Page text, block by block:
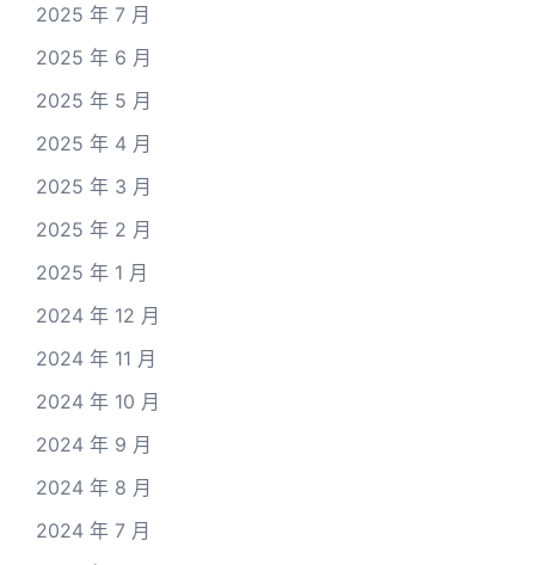
2025 年 7 月
2025 年 6 月
2025 年 5 月
2025 年 4 月
2025 年 3 月
2025 年 2 月
2025 年 1 月
2024 年 12 月
2024 年 11 月
2024 年 10 月
2024 年 9 月
2024 年 8 月
2024 年 7 月